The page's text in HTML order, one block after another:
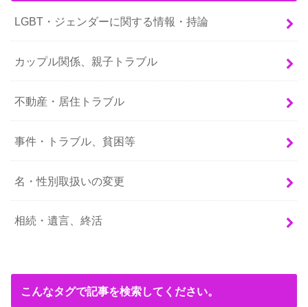
LGBT・ジェンダーに関する情報・持論
カップル関係、親子トラブル
不動産・居住トラブル
事件・トラブル、貧困等
名・性別取扱いの変更
相続・遺言、終活
こんなタグで記事を検索してください。